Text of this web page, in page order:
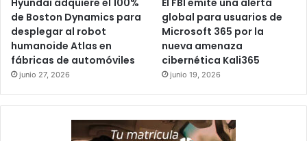
de Boston Dynamics para
desplegar al robot
humanoide Atlas en
fábricas de automóviles
junio 27, 2026
global para usuarios de
Microsoft 365 por la
nueva amenaza
cibernética Kali365
junio 19, 2026